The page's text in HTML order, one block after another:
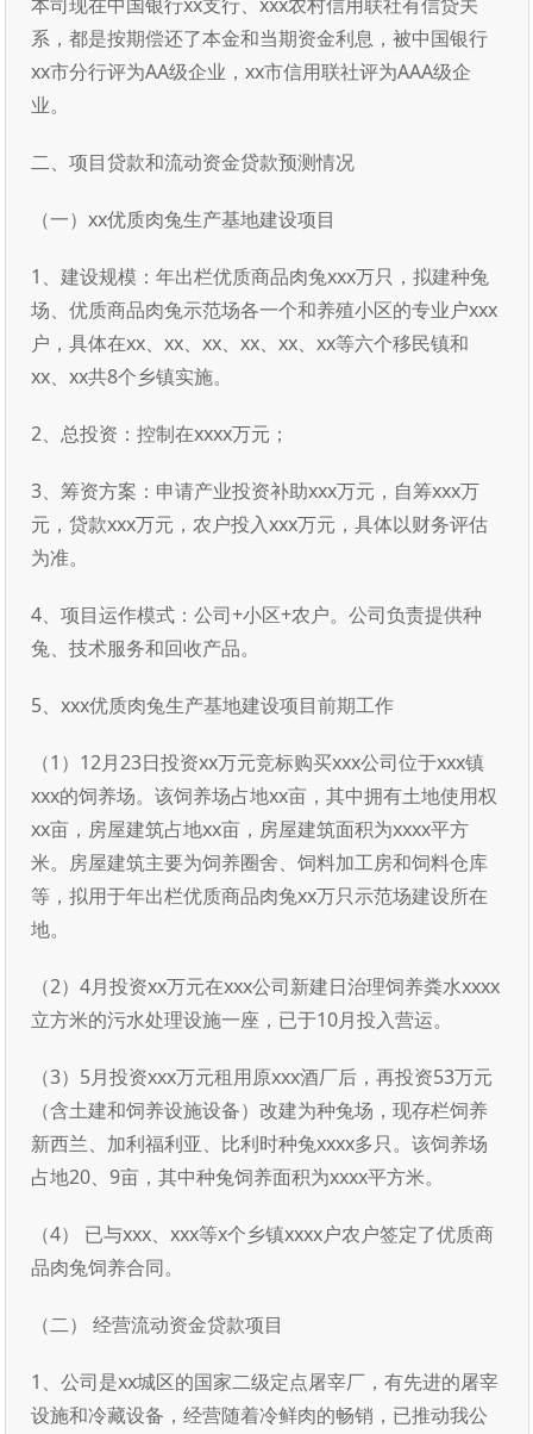
系，都是按期偿还了本金和当期资金利息，被中国银行
xx市分行评为AA级企业，xx市信用联社评为AAA级企
业。
二、项目贷款和流动资金贷款预测情况
（一）xx优质肉兔生产基地建设项目
1、建设规模：年出栏优质商品肉兔xxx万只，拟建种兔
场、优质商品肉兔示范场各一个和养殖小区的专业户xxx
户，具体在xx、xx、xx、xx、xx、xx等六个移民镇和
xx、xx共8个乡镇实施。
2、总投资：控制在xxxx万元；
3、筹资方案：申请产业投资补助xxx万元，自筹xxx万
元，贷款xxx万元，农户投入xxx万元，具体以财务评估
为准。
4、项目运作模式：公司+小区+农户。公司负责提供种
兔、技术服务和回收产品。
5、xxx优质肉兔生产基地建设项目前期工作
（1）12月23日投资xx万元竞标购买xxx公司位于xxx镇
xxx的饲养场。该饲养场占地xx亩，其中拥有土地使用权
xx亩，房屋建筑占地xx亩，房屋建筑面积为xxxx平方
米。房屋建筑主要为饲养圈舍、饲料加工房和饲料仓库
等，拟用于年出栏优质商品肉兔xx万只示范场建设所在
地。
（2）4月投资xx万元在xxx公司新建日治理饲养粪水xxxx
立方米的污水处理设施一座，已于10月投入营运。
（3）5月投资xxx万元租用原xxx酒厂后，再投资53万元
（含土建和饲养设施设备）改建为种兔场，现存栏饲养
新西兰、加利福利亚、比利时种兔xxxx多只。该饲养场
占地20、9亩，其中种兔饲养面积为xxxx平方米。
（4） 已与xxx、xxx等x个乡镇xxxx户农户签定了优质商
品肉兔饲养合同。
（二） 经营流动资金贷款项目
1、公司是xx城区的国家二级定点屠宰厂，有先进的屠宰
设施和冷藏设备，经营随着冷鲜肉的畅销，已推动我公